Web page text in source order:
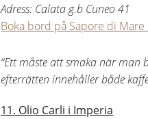
Adress: Calata g.b Cuneo 41
Boka bord på Sapore di Mare
“Ett måste att smaka när man
efterrätten innehåller både
11. Olio Carli i Imperia